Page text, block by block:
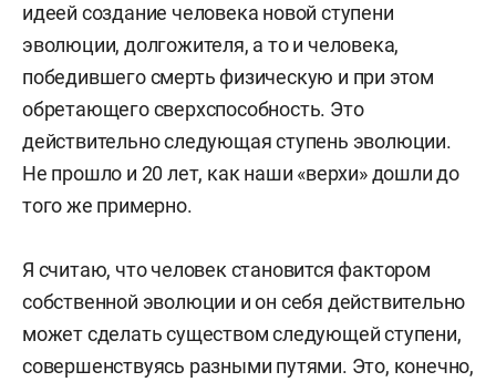
идеей создание человека новой ступени
эволюции, долгожителя, а то и человека,
победившего смерть физическую и при этом
обретающего сверхспособность. Это
действительно следующая ступень эволюции.
Не прошло и 20 лет, как наши «верхи» дошли до
того же примерно.
Я считаю, что человек становится фактором
собственной эволюции и он себя действительно
может сделать существом следующей ступени,
совершенствуясь разными путями. Это, конечно,